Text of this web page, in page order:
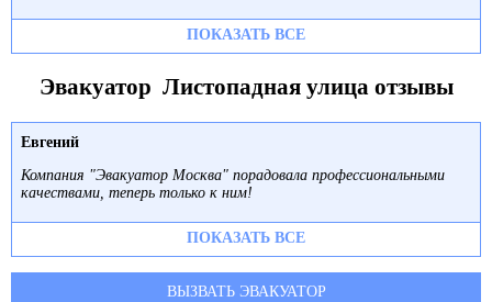
ПОКАЗАТЬ ВСЕ
Эвакуатор Листопадная улица отзывы
Евгений
Компания "Эвакуатор Москва" порадовала профессиональными
качествами, теперь только к ним!
ПОКАЗАТЬ ВСЕ
ВЫЗВАТЬ ЭВАКУАТОР